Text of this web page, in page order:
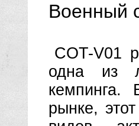
Военный
COT-V01
одна из
кемпинга.
рынке,